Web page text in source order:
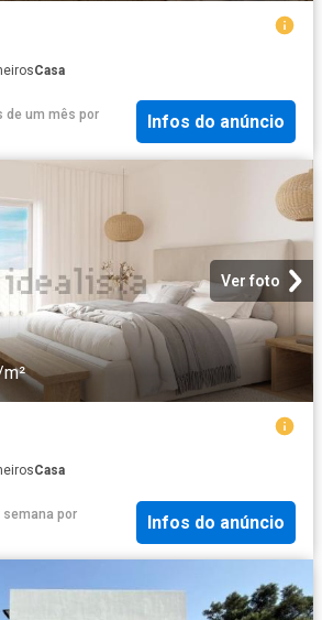
Casa
de um mês por
Infos do anúncio
Ver foto
Casa
semana por
Infos do anúncio